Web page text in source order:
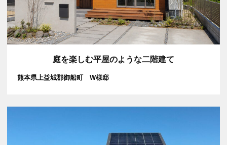
庭を楽しむ平屋のような二階建て
熊本県上益城郡御船町 W様邸